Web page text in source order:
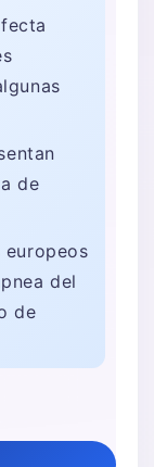
de
del
de